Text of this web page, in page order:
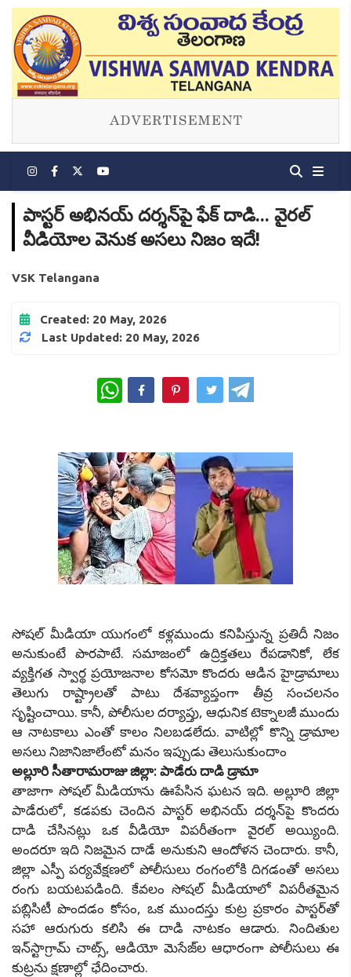
పాస్టర్ అభినయ్ దర్శన్‌పై ఫేక్ దాడి... వైరల్
వీడియోల వెనుక అసలు నిజం ఇదే!
VSK Telangana
Created: 20 May, 2026
Last Updated: 20 May, 2026
WhatsApp
సోషల్ మీడియా యుగంలో కళ్లముందు కనిపిస్తున్న ప్రతిదీ నిజం
అనుకుంటే పొరపాటే. సమాజంలో ఉద్రిక్తతలు రేపడానికో, లేక
వ్యక్తిగత స్వార్థ ప్రయోజనాల కోసమో కొందరు ఆడిన హైడ్రామాలు
తెలుగు రాష్ట్రాలతో పాటు దేశవ్యాప్తంగా తీవ్ర సంచలనం
సృష్టించాయి. కానీ, పోలీసుల దర్యాప్తు, ఆధునిక టెక్నాలజీ ముందు
ఆ నాటకాలు ఎంతో కాలం నిలబడలేదు. వాటిల్లో కొన్ని డ్రామాల
అసలు నిజానిజాలేంటో మనం ఇప్పుడు తెలుసుకుందాం
అల్లూరి సీతారామరాజు జిల్లా: పాడేరు దాడి డ్రామా
తాజాగా సోషల్ మీడియాను ఊపేసిన ఘటన ఇది. అల్లూరి జిల్లా
పాడేరులో, కడపకు చెందిన పాస్టర్ అభినయ్ దర్శన్‌పై కొందరు
దాడి చేసినట్లు ఒక వీడియో విపరీతంగా వైరల్ అయ్యింది.
అందరూ ఇది నిజమైన దాడే అనుకుని ఆందోళన చెందారు. కానీ,
జిల్లా ఎస్పీ పర్యవేక్షణలో పోలీసులు రంగంలోకి దిగడంతో అసలు
రంగు బయటపడింది. కేవలం సోషల్ మీడియాలో విపరీతమైన
పబ్లిసిటీ పొందడం కోసం, ఒక ముందస్తు కుట్ర ప్రకారం పాస్టర్‌తో
సహా ఆరుగురు కలిసి ఈ దాడి నాటకం ఆడారు. నిందితుల
ఇన్‌స్టాగ్రామ్ చాట్స్, ఆడియో మెసేజ్‌ల ఆధారంగా పోలీసులు ఈ
కుట్రను క్షణాల్లో ఛేదించారు.